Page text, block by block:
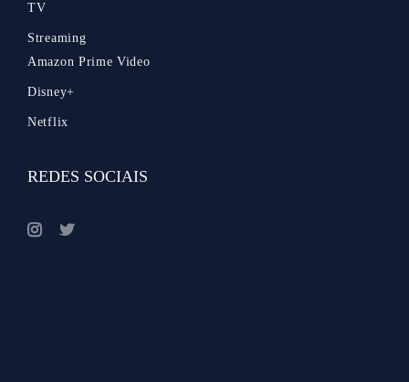
TV
Streaming
Amazon Prime Video
Disney+
Netflix
REDES SOCIAIS